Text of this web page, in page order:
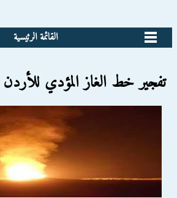
القائمة الرئيسية
تفجير خط الغاز المؤدي للأردن